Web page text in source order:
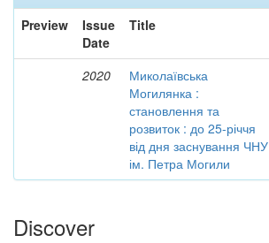
Preview
Issue
Date
Title
2020
Миколаївська
Могилянка :
становлення та
розвиток : до 25-річчя
від дня заснування ЧНУ
ім. Петра Могили
Discover